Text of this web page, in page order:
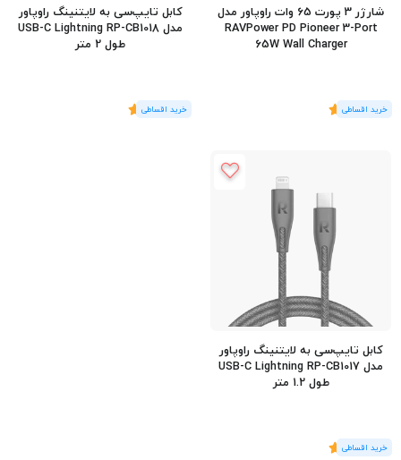
شارژر 3 پورت 65 وات راوپاور مدل
RAVPower PD Pioneer 3-Port
65W Wall Charger
(1رای)
5
کابل تایپ‌سی به لایتنینگ راوپاور
مدل USB-C Lightning RP-CB1018
طول 2 متر
(1رای)
5
کابل تایپ‌سی به لایتنینگ راوپاور
مدل USB-C Lightning RP-CB1017
طول 1.2 متر
(1رای)
5